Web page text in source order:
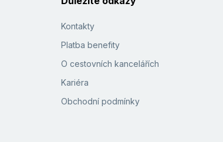
Kontakty
Platba benefity
O cestovních kancelářích
Kariéra
Obchodní podmínky